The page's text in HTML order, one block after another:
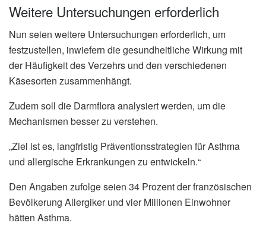
Weitere Untersuchungen erforderlich
Nun seien weitere Untersuchungen erforderlich, um
festzustellen, inwiefern die gesundheitliche Wirkung mit
der Häufigkeit des Verzehrs und den verschiedenen
Käsesorten zusammenhängt.
Zudem soll die Darmflora analysiert werden, um die
Mechanismen besser zu verstehen.
„Ziel ist es, langfristig Präventionsstrategien für Asthma
und allergische Erkrankungen zu entwickeln.“
Den Angaben zufolge seien 34 Prozent der französischen
Bevölkerung Allergiker und vier Millionen Einwohner
hätten Asthma.